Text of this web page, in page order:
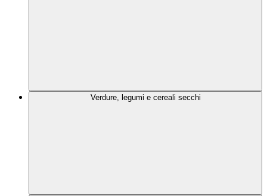
Verdure, legumi e cereali secchi